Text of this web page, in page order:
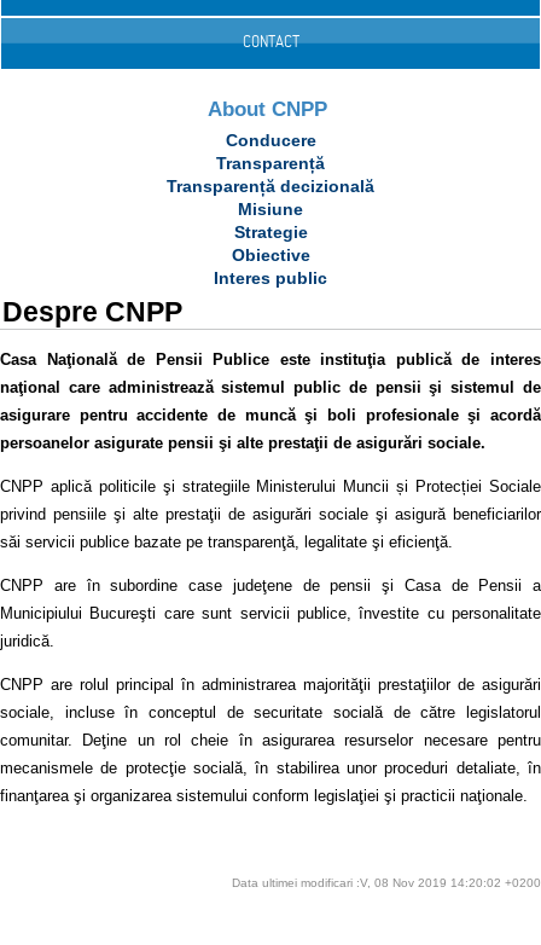
CONTACT
About CNPP
Conducere
Transparență
Transparență decizională
Misiune
Strategie
Obiective
Interes public
Despre CNPP
Casa Naţională de Pensii Publice este instituţia publică de interes
naţional care administrează sistemul public de pensii şi sistemul de
asigurare pentru accidente de muncă şi boli profesionale şi acordă
persoanelor asigurate pensii şi alte prestaţii de asigurări sociale.
CNPP aplică politicile şi strategiile Ministerului Muncii și Protecției Sociale
privind pensiile şi alte prestaţii de asigurări sociale şi asigură beneficiarilor
săi servicii publice bazate pe transparenţă, legalitate şi eficienţă.
CNPP are în subordine case judeţene de pensii şi Casa de Pensii a
Municipiului Bucureşti care sunt servicii publice, învestite cu personalitate
juridică.
CNPP are rolul principal în administrarea majorităţii prestaţiilor de asigurări
sociale, incluse în conceptul de securitate socială de către legislatorul
comunitar. Deţine un rol cheie în asigurarea resurselor necesare pentru
mecanismele de protecţie socială, în stabilirea unor proceduri detaliate, în
finanţarea şi organizarea sistemului conform legislaţiei şi practicii naţionale.
Data ultimei modificari :V, 08 Nov 2019 14:20:02 +0200